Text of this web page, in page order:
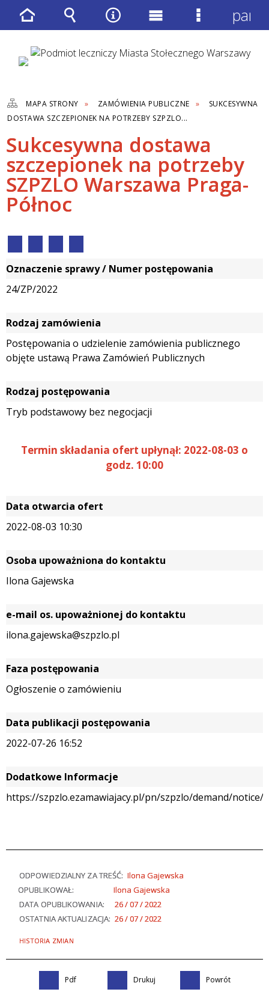
MAPA STRONY ZAMÓWIENIA PUBLICZNE
SUKCESYWNA
DOSTAWA SZCZEPIONEK NA POTRZEBY SZPZLO...
Sukcesywna dostawa
szczepionek na potrzeby
SZPZLO Warszawa Praga-
Północ
Oznaczenie sprawy / Numer postępowania
24/ZP/2022
Rodzaj zamówienia
Postępowania o udzielenie zamówienia publicznego
objęte ustawą Prawa Zamówień Publicznych
Rodzaj postępowania
Tryb podstawowy bez negocjacji
Termin składania ofert upłynął: 2022-08-03 o
godz. 10:00
Data otwarcia ofert
2022-08-03 10:30
Osoba upoważniona do kontaktu
Ilona Gajewska
e-mail os. upoważnionej do kontaktu
ilona.gajewska@szpzlo.pl
Faza postępowania
Ogłoszenie o zamówieniu
Data publikacji postępowania
2022-07-26 16:52
Dodatkowe Informacje
https://szpzlo.ezamawiajacy.pl/pn/szpzlo/demand/notice/
ODPOWIEDZIALNY ZA TREŚĆ: Ilona Gajewska
OPUBLIKOWAŁ:
Ilona Gajewska
DATA OPUBLIKOWANIA:
26 / 07 / 2022
OSTATNIA AKTUALIZACJA: 26 / 07 / 2022
HISTORIA ZMIAN
Pdf Drukuj Powrót
Strona
główna
Wyszukiwarka
Narzędzia
Menu
główne
Menu
panel